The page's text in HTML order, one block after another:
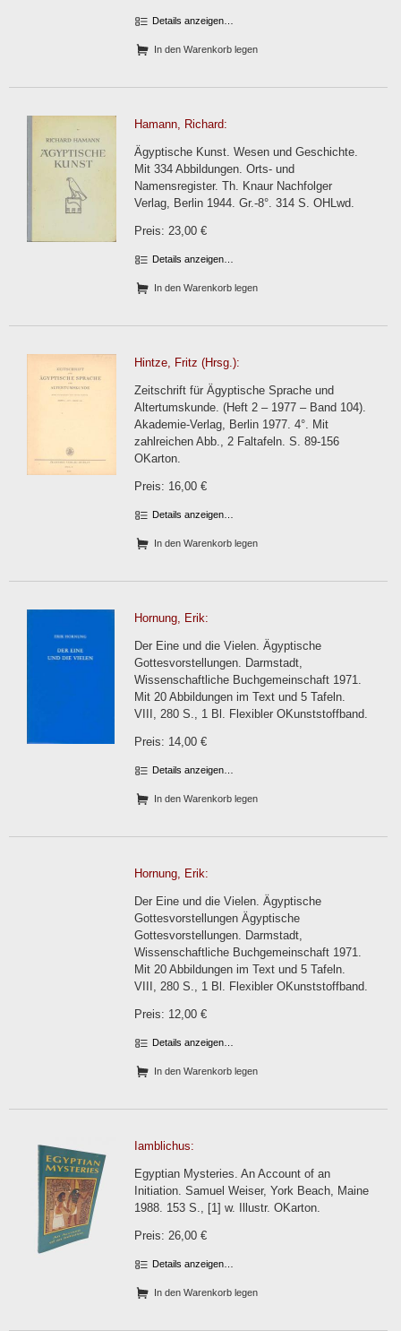
Details anzeigen…
In den Warenkorb legen
Hamann, Richard:
Ägyptische Kunst. Wesen und Geschichte.
Mit 334 Abbildungen. Orts- und
Namensregister. Th. Knaur Nachfolger
Verlag, Berlin 1944. Gr.-8°. 314 S. OHLwd.
Preis: 23,00 €
Details anzeigen…
In den Warenkorb legen
Hintze, Fritz (Hrsg.):
Zeitschrift für Ägyptische Sprache und
Altertumskunde. (Heft 2 – 1977 – Band 104).
Akademie-Verlag, Berlin 1977. 4°. Mit
zahlreichen Abb., 2 Faltafeln. S. 89-156
OKarton.
Preis: 16,00 €
Details anzeigen…
In den Warenkorb legen
Hornung, Erik:
Der Eine und die Vielen. Ägyptische
Gottesvorstellungen. Darmstadt,
Wissenschaftliche Buchgemeinschaft 1971.
Mit 20 Abbildungen im Text und 5 Tafeln.
VIII, 280 S., 1 Bl. Flexibler OKunststoffband.
Preis: 14,00 €
Details anzeigen…
In den Warenkorb legen
Hornung, Erik:
Der Eine und die Vielen. Ägyptische
Gottesvorstellungen Ägyptische
Gottesvorstellungen. Darmstadt,
Wissenschaftliche Buchgemeinschaft 1971.
Mit 20 Abbildungen im Text und 5 Tafeln.
VIII, 280 S., 1 Bl. Flexibler OKunststoffband.
Preis: 12,00 €
Details anzeigen…
In den Warenkorb legen
Iamblichus:
Egyptian Mysteries. An Account of an
Initiation. Samuel Weiser, York Beach, Maine
1988. 153 S., [1] w. Illustr. OKarton.
Preis: 26,00 €
Details anzeigen…
In den Warenkorb legen